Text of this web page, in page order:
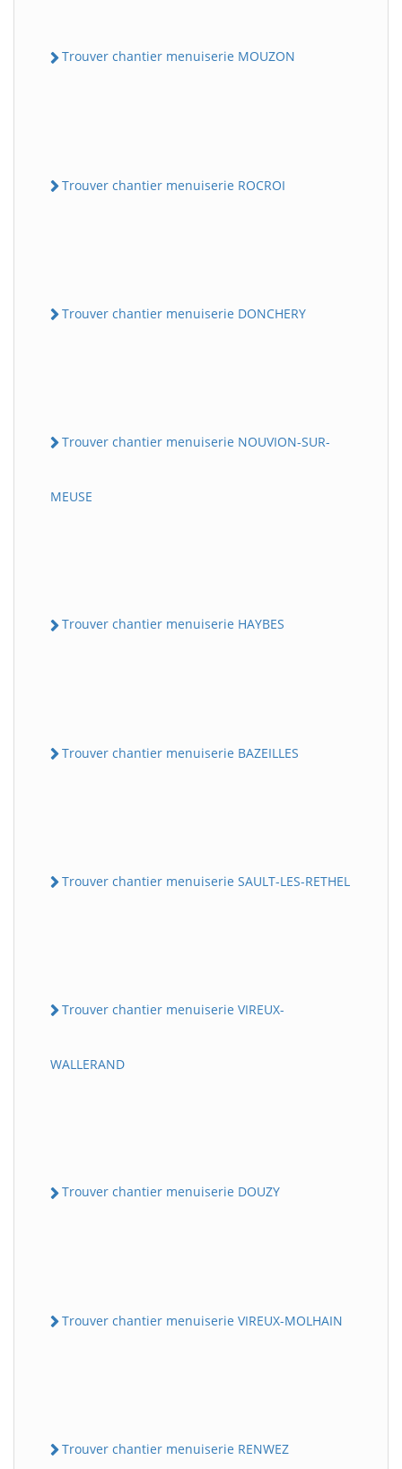
Trouver chantier menuiserie MOUZON
Trouver chantier menuiserie ROCROI
Trouver chantier menuiserie DONCHERY
Trouver chantier menuiserie NOUVION-SUR-
MEUSE
Trouver chantier menuiserie HAYBES
Trouver chantier menuiserie BAZEILLES
Trouver chantier menuiserie SAULT-LES-RETHEL
Trouver chantier menuiserie VIREUX-
WALLERAND
Trouver chantier menuiserie DOUZY
Trouver chantier menuiserie VIREUX-MOLHAIN
Trouver chantier menuiserie RENWEZ